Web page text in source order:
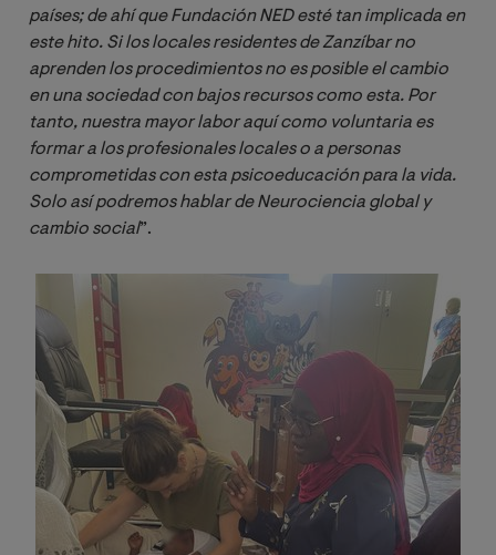
países; de ahí que Fundación NED esté tan implicada en
este hito. Si los locales residentes de Zanzíbar no
aprenden los procedimientos no es posible el cambio
en una sociedad con bajos recursos como esta. Por
tanto, nuestra mayor labor aquí como voluntaria es
formar a los profesionales locales o a personas
comprometidas con esta psicoeducación para la vida.
Solo así podremos hablar de Neurociencia global y
cambio social”.
Image